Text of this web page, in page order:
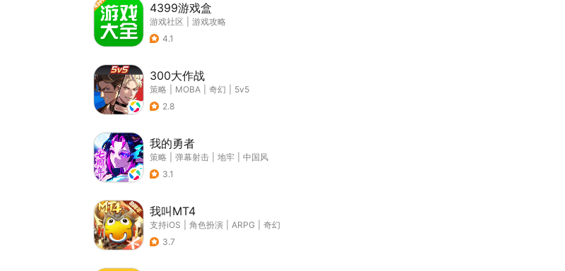
4399游戏盒
游戏社区
游戏攻略
4.1
300大作战
策略 MOBA 奇幻
5v5
2.8
我的勇者
策略 弹幕射击 地牢
中国风
3.1
我叫MT4
支持iOS 角色扮演 ARPG
奇幻
3.7